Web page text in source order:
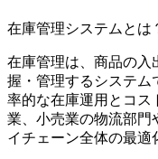
在庫管理システム とは
在庫管理は、商品の入
握・管理するシステム
率的な在庫運用とコス
業、小売業の物流部門
イチェーン全体の最適